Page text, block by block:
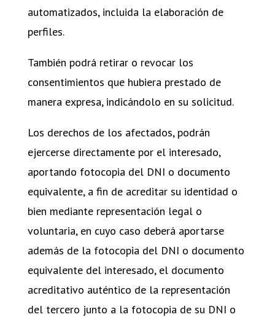
automatizados, incluida la elaboración de
perfiles.
También podrá retirar o revocar los
consentimientos que hubiera prestado de
manera expresa, indicándolo en su solicitud.
Los derechos de los afectados, podrán
ejercerse directamente por el interesado,
aportando fotocopia del DNI o documento
equivalente, a fin de acreditar su identidad o
bien mediante representación legal o
voluntaria, en cuyo caso deberá aportarse
además de la fotocopia del DNI o documento
equivalente del interesado, el documento
acreditativo auténtico de la representación
del tercero junto a la fotocopia de su DNI o